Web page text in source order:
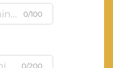
0/100
0/200